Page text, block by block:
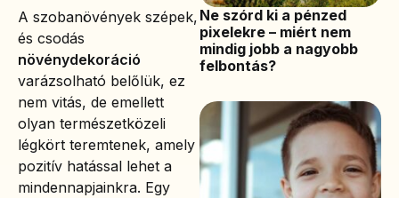
A szobanövények szépek,
és csodás
növénydekoráció
varázsolható belőlük, ez
nem vitás, de emellett
olyan természetközeli
légkört teremtenek, amely
pozitív hatással lehet a
mindennapjainkra. Egy
Ne szórd ki a pénzed
pixelekre – miért nem
mindig jobb a nagyobb
felbontás?